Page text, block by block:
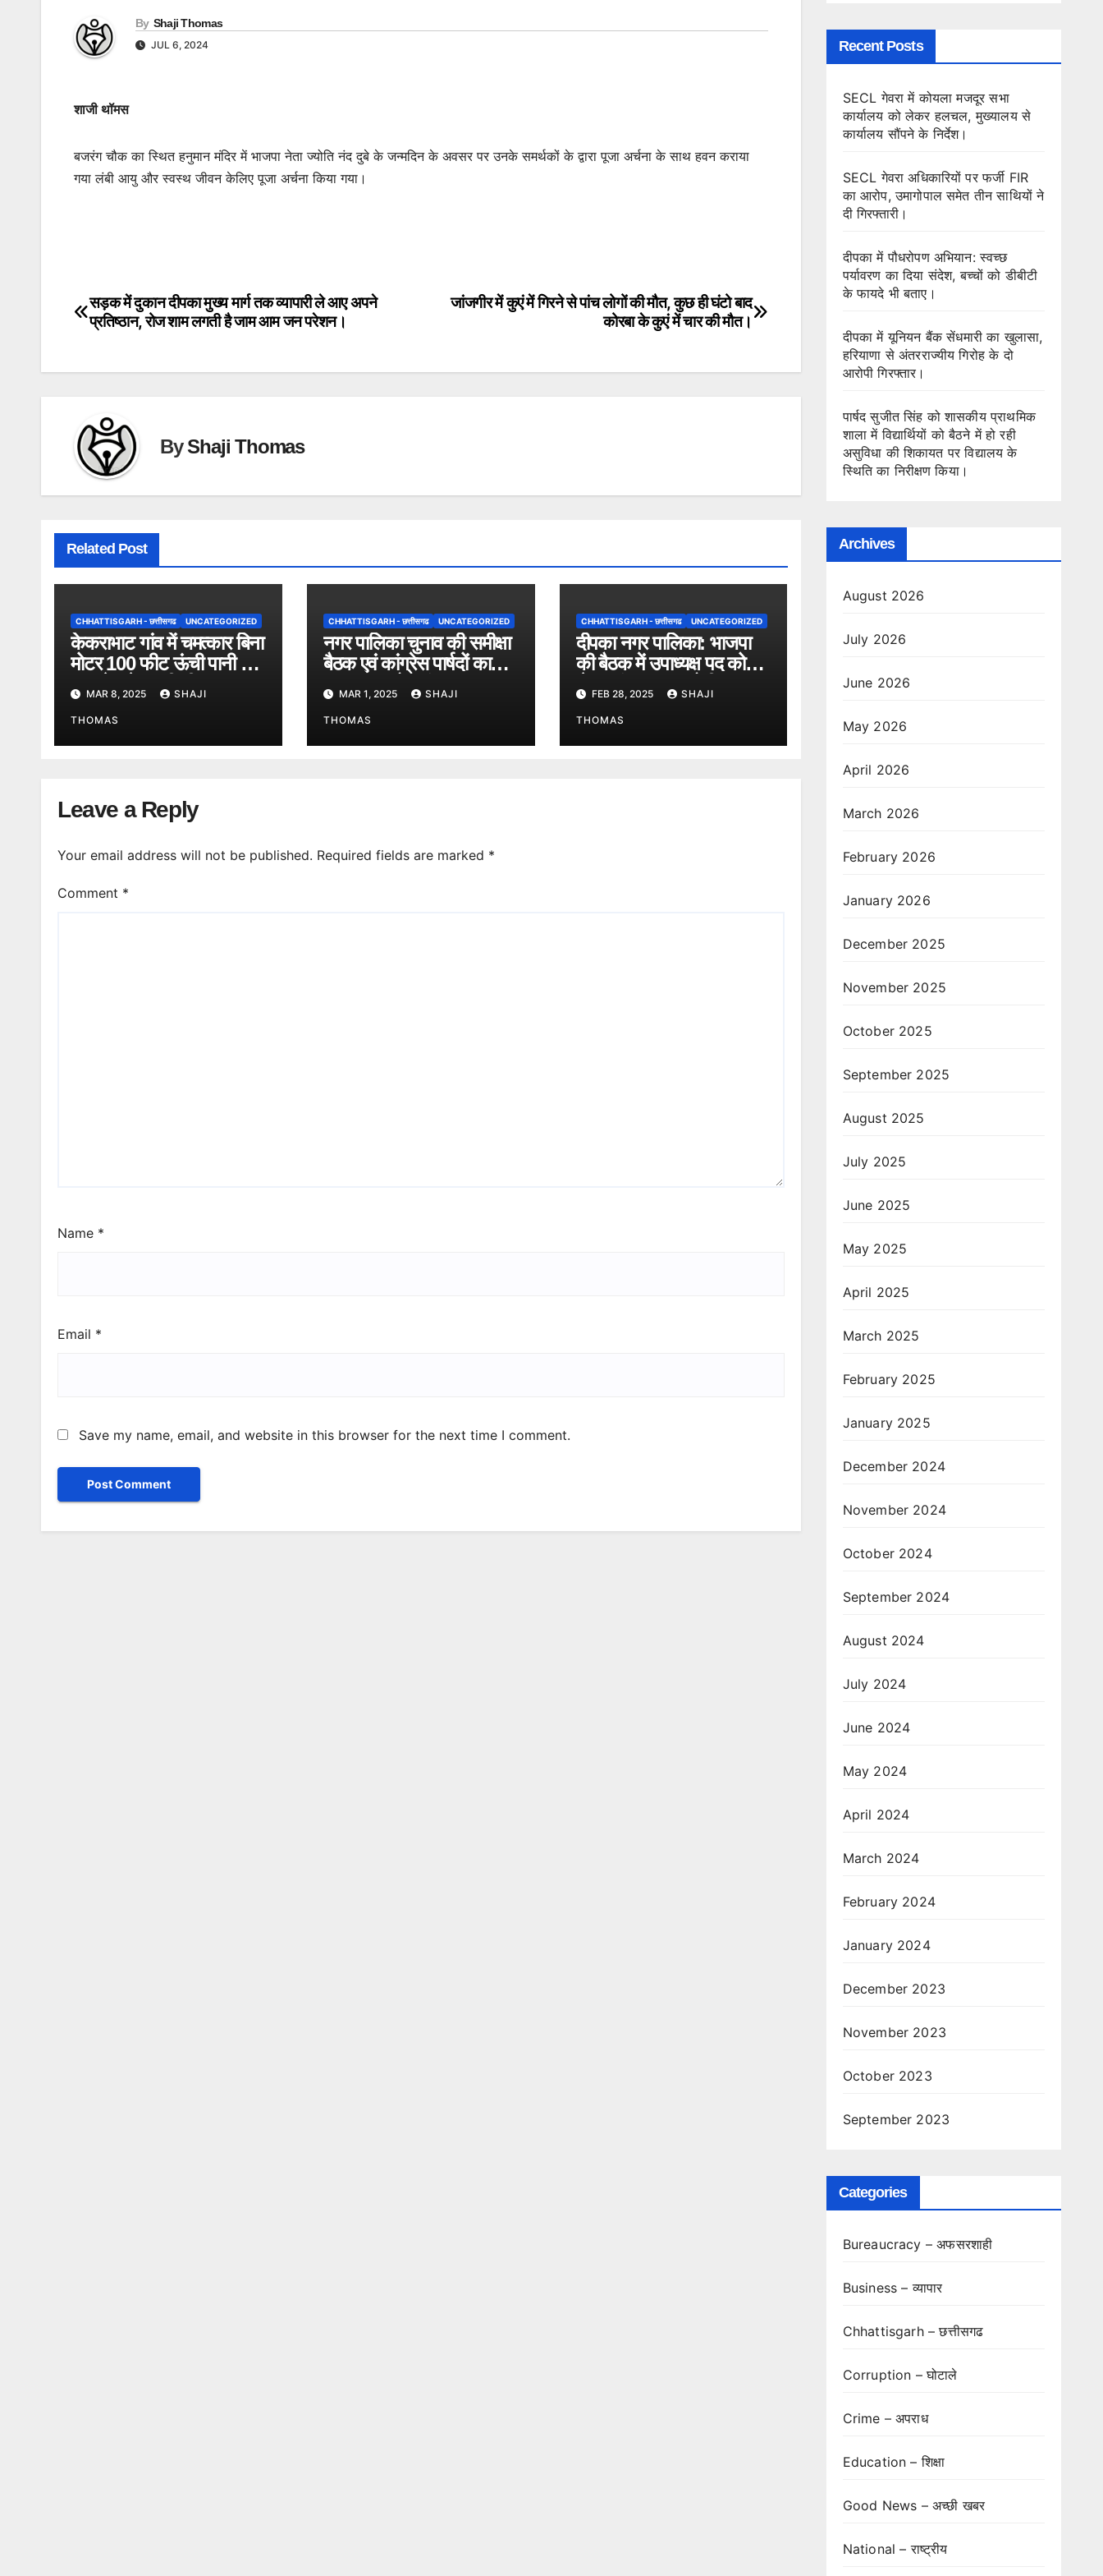
By Shaji Thomas
JUL 6, 2024
शाजी थॉमस
बजरंग चौक का स्थित हनुमान मंदिर में भाजपा नेता ज्योति नंद दुबे के जन्मदिन के अवसर पर उनके समर्थकों के द्वारा पूजा अर्चना के साथ हवन कराया
गया लंबी आयु और स्वस्थ जीवन केलिए पूजा अर्चना किया गया।
Post
जांजगीर में कुएं में गिरने से पांच लोगों की मौत, कुछ ही घंटो बाद
कोरबा के कुएं में चार की मौत।
सड़क में दुकान दीपका मुख्य मार्ग तक व्यापारी ले आए अपने
प्रतिष्ठान, रोज शाम लगती है जाम आम जन परेशन।
ByShaji Thomas
Related Post
CHHATTISGARH - छत्तीसगढ UNCATEGORIZED
केकराभाट गांव में चमत्कार बिना
मोटर 100 फीट ऊंची पानी की
धार, देखने उमड़ी भीड़।
MAR 8, 2025 SHAJI
THOMAS
CHHATTISGARH - छत्तीसगढ UNCATEGORIZED
नगर पालिका चुनाव की समीक्षा
बैठक एवं कांग्रेस पार्षदों का
सम्मान समारोह संपन्न।
MAR 1, 2025 SHAJI
THOMAS
CHHATTISGARH - छत्तीसगढ UNCATEGORIZED
दीपका नगर पालिका: भाजपा
की बैठक में उपाध्यक्ष पद को
लेकर मंथन, जल्द होगी
घोषणा।
FEB 28, 2025 SHAJI
THOMAS
Leave a Reply
Your email address will not be published. Required fields are marked *
Comment *
Name *
Email *
Save my name, email, and website in this browser for the next time I comment.
Recent Posts
SECL गेवरा में कोयला मजदूर सभा
कार्यालय को लेकर हलचल, मुख्यालय से
कार्यालय सौंपने के निर्देश।
SECL गेवरा अधिकारियों पर फर्जी FIR
का आरोप, उमागोपाल समेत तीन साथियों ने
दी गिरफ्तारी।
दीपका में पौधरोपण अभियान: स्वच्छ
पर्यावरण का दिया संदेश, बच्चों को डीबीटी
के फायदे भी बताए।
दीपका में यूनियन बैंक सेंधमारी का खुलासा,
हरियाणा से अंतरराज्यीय गिरोह के दो
आरोपी गिरफ्तार।
पार्षद सुजीत सिंह को शासकीय प्राथमिक
शाला में विद्यार्थियों को बैठने में हो रही
असुविधा की शिकायत पर विद्यालय के
स्थिति का निरीक्षण किया।
Archives
August 2026
July 2026
June 2026
May 2026
April 2026
March 2026
February 2026
January 2026
December 2025
November 2025
October 2025
September 2025
August 2025
July 2025
June 2025
May 2025
April 2025
March 2025
February 2025
January 2025
December 2024
November 2024
October 2024
September 2024
August 2024
July 2024
June 2024
May 2024
April 2024
March 2024
February 2024
January 2024
December 2023
November 2023
October 2023
September 2023
Categories
Bureaucracy – अफसरशाही
Business – व्यापार
Chhattisgarh – छत्तीसगढ
Corruption – घोटाले
Crime – अपराध
Education – शिक्षा
Good News – अच्छी खबर
National – राष्ट्रीय